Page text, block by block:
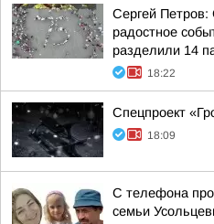
Сергей Петров:
радостное
разделили 14
18:22
Спецпроект
18:09
С телефона
семьи